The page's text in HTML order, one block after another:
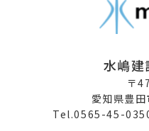
水嶋建
〒
愛知県豊
Tel.0565-45-